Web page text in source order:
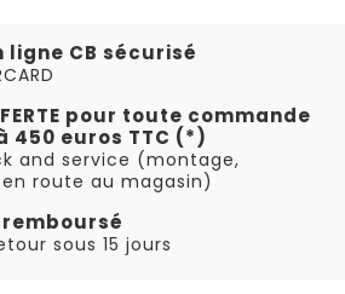
ligne CB sécurisé
pour toute commande
450 euros TTC (*)
and service (montage,
route au magasin)
sous 15 jours